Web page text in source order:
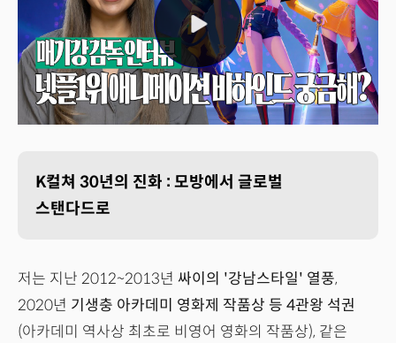
K컬쳐 30년의 진화 : 모방에서 글로벌
스탠다드로
저는 지난 2012~2013년 싸이의 '강남스타일' 열풍,
2020년 기생충 아카데미 영화제 작품상 등 4관왕 석권
(아카데미 역사상 최초로 비영어 영화의 작품상), 같은